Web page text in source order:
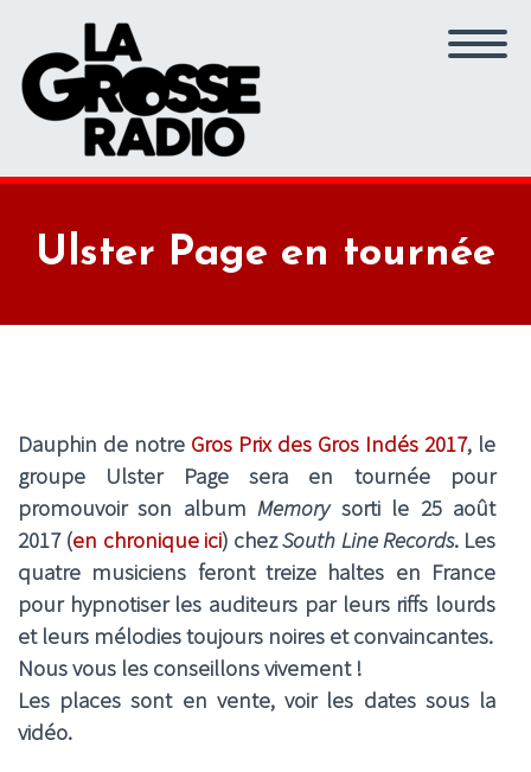
Ulster Page en tournée
Dauphin de notre Gros Prix des Gros Indés 2017, le
groupe Ulster Pagesera en tournée pour
promouvoir son albumMemorysorti le 25 août
2017 (en chronique ici) chezSouth Line Records. Les
quatre musiciens feront treize haltes en France
pour hypnotiser les auditeurs par leurs riffs lourds
et leurs mélodies toujours noires et convaincantes.
Nous vous les conseillons vivement !
Les places sont en vente, voir les dates sous la
vidéo.